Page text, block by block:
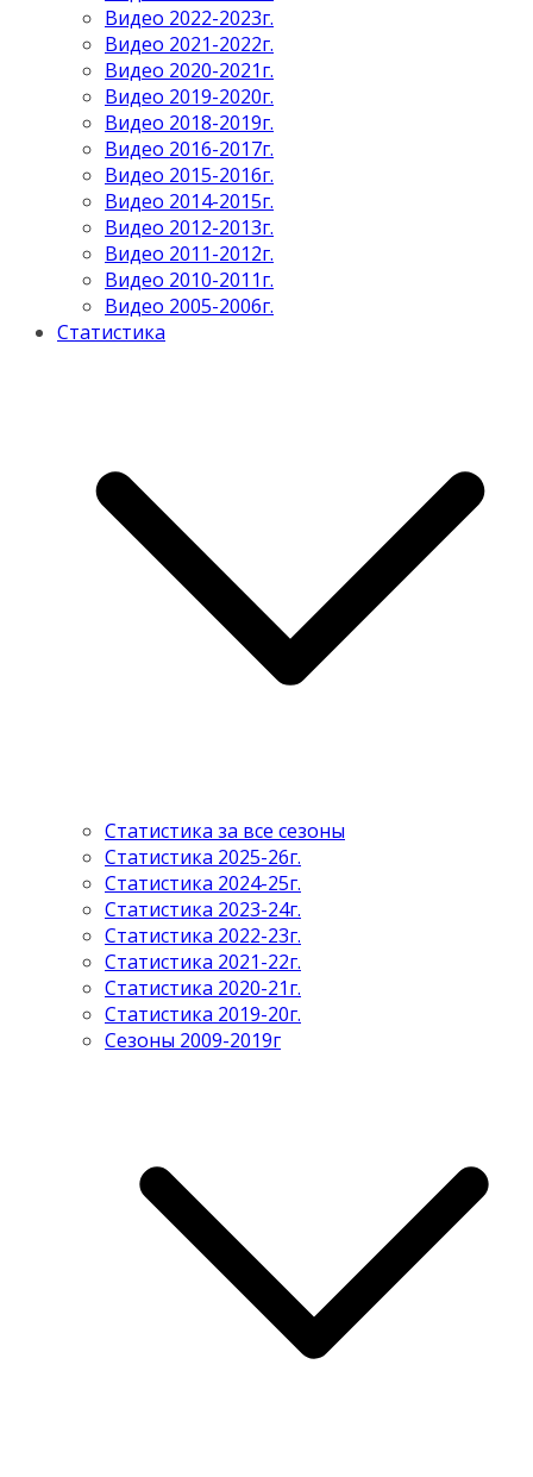
Видео 2022-2023г.
Видео 2021-2022г.
Видео 2020-2021г.
Видео 2019-2020г.
Видео 2018-2019г.
Видео 2016-2017г.
Видео 2015-2016г.
Видео 2014-2015г.
Видео 2012-2013г.
Видео 2011-2012г.
Видео 2010-2011г.
Видео 2005-2006г.
Статистика
Статистика за все сезоны
Статистика 2025-26г.
Статистика 2024-25г.
Статистика 2023-24г.
Статистика 2022-23г.
Статистика 2021-22г.
Статистика 2020-21г.
Статистика 2019-20г.
Сезоны 2009-2019г